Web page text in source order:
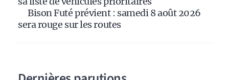
Bison Futé prévient : samedi 8 août 2026
sera rouge sur les routes